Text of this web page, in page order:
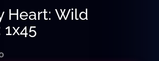
Heart: Wild
1x45